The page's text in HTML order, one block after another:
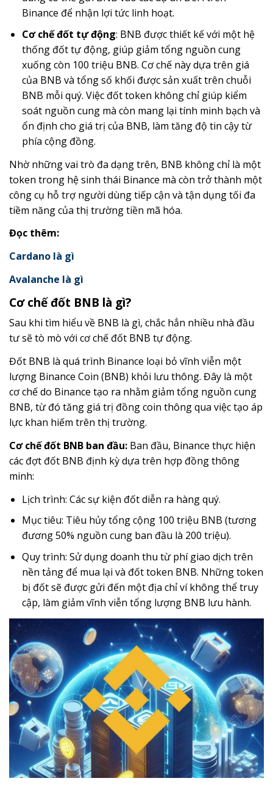
Binance để nhận lợi tức linh hoạt.
Cơ chế đốt tự động: BNB được thiết kế với một hệ
thống đốt tự động, giúp giảm tổng nguồn cung
xuống còn 100 triệu BNB. Cơ chế này dựa trên giá
của BNB và tổng số khối được sản xuất trên chuỗi
BNB mỗi quý. Việc đốt token không chỉ giúp kiểm
soát nguồn cung mà còn mang lại tính minh bạch và
ổn định cho giá trị của BNB, làm tăng độ tin cậy từ
phía cộng đồng.
Nhờ những vai trò đa dạng trên, BNB không chỉ là một
token trong hệ sinh thái Binance mà còn trở thành một
công cụ hỗ trợ người dùng tiếp cận và tận dụng tối đa
tiềm năng của thị trường tiền mã hóa.
Đọc thêm:
Cardano là gì
Avalanche là gì
Cơ chế đốt BNB là gì?
Sau khi tìm hiểu về BNB là gì, chắc hẳn nhiều nhà đầu
tư sẽ tò mò với cơ chế đốt BNB tự động.
Đốt BNB là quá trình Binance loại bỏ vĩnh viễn một
lượng Binance Coin (BNB) khỏi lưu thông. Đây là một
cơ chế do Binance tạo ra nhằm giảm tổng nguồn cung
BNB, từ đó tăng giá trị đồng coin thông qua việc tạo áp
lực khan hiếm trên thị trường.
Cơ chế đốt BNB ban đầu: Ban đầu, Binance thực hiện
các đợt đốt BNB định kỳ dựa trên hợp đồng thông
minh:
Lịch trình: Các sự kiện đốt diễn ra hàng quý.
Mục tiêu: Tiêu hủy tổng cộng 100 triệu BNB (tương
đương 50% nguồn cung ban đầu là 200 triệu).
Quy trình: Sử dụng doanh thu từ phí giao dịch trên
nền tảng để mua lại và đốt token BNB. Những token
bị đốt sẽ được gửi đến một địa chỉ ví không thể truy
cập, làm giảm vĩnh viễn tổng lượng BNB lưu hành.